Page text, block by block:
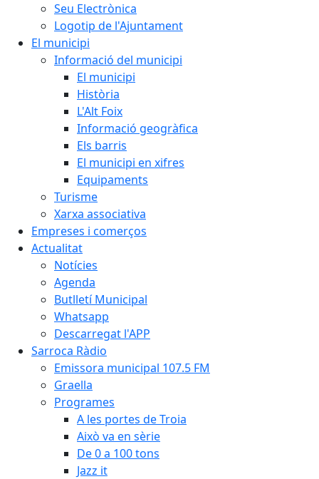
Seu Electrònica
Logotip de l'Ajuntament
El municipi
Informació del municipi
El municipi
Història
L'Alt Foix
Informació geogràfica
Els barris
El municipi en xifres
Equipaments
Turisme
Xarxa associativa
Empreses i comerços
Actualitat
Notícies
Agenda
Butlletí Municipal
Whatsapp
Descarregat l'APP
Sarroca Ràdio
Emissora municipal 107.5 FM
Graella
Programes
A les portes de Troia
Això va en sèrie
De 0 a 100 tons
Jazz it